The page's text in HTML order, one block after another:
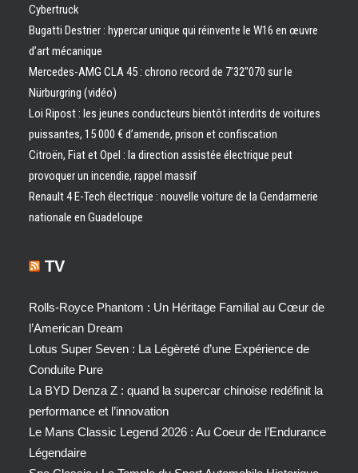
Cybertruck
Bugatti Destrier : hypercar unique qui réinvente le W16 en œuvre
d’art mécanique
Mercedes-AMG CLA 45 : chrono record de 7’32″070 sur le
Nürburgring (vidéo)
Loi Ripost : les jeunes conducteurs bientôt interdits de voitures
puissantes, 15 000 € d’amende, prison et confiscation
Citroën, Fiat et Opel : la direction assistée électrique peut
provoquer un incendie, rappel massif
Renault 4 E-Tech électrique : nouvelle voiture de la Gendarmerie
nationale en Guadeloupe
TV
Rolls-Royce Phantom : Un Héritage Familial au Cœur de
l’American Dream
Lotus Super Seven : La Légèreté d’une Expérience de
Conduite Pure
La BYD Denza Z : quand la supercar chinoise redéfinit la
performance et l’innovation
Le Mans Classic Legend 2026 : Au Coeur de l’Endurance
Légendaire